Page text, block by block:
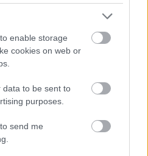
enable storage
cookies on web or
data to be sent to
purposes.
send me
Emese mesélte, hogy
is fontos alapanyag a
pedig olyasmi lehet…